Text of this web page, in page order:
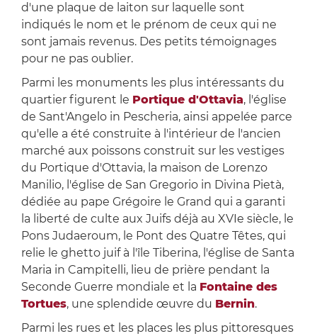
d'une plaque de laiton sur laquelle sont
indiqués le nom et le prénom de ceux qui ne
sont jamais revenus. Des petits témoignages
pour ne pas oublier.
Parmi les monuments les plus intéressants du
quartier figurent le Portique d'Ottavia, l'église
de Sant'Angelo in Pescheria, ainsi appelée parce
qu'elle a été construite à l'intérieur de l'ancien
marché aux poissons construit sur les vestiges
du Portique d'Ottavia, la maison de Lorenzo
Manilio, l'église de San Gregorio in Divina Pietà,
dédiée au pape Grégoire le Grand qui a garanti
la liberté de culte aux Juifs déjà au XVIe siècle, le
Pons Judaeroum, le Pont des Quatre Têtes, qui
relie le ghetto juif à l'île Tiberina, l'église de Santa
Maria in Campitelli, lieu de prière pendant la
Seconde Guerre mondiale et la Fontaine des
Tortues, une splendide œuvre du Bernin.
Parmi les rues et les places les plus pittoresques